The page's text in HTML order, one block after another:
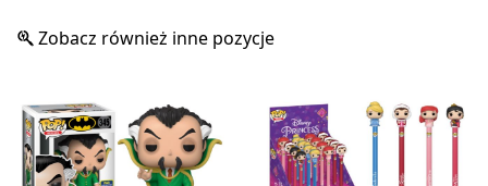
Zobacz również inne pozycje